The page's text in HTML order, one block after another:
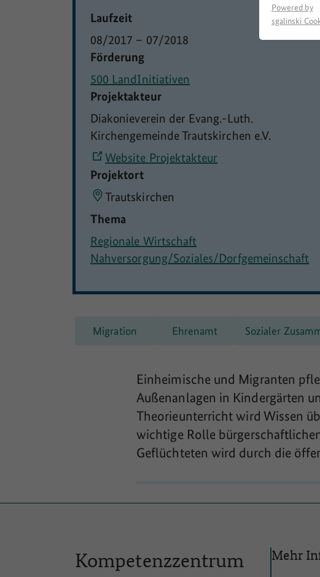
Powered by
sgalinski
Laufzeit
08/2017 – 07/2018
Förderung
500 LandInitiativen
Projektakteur
Diakonieverein der Evang.-Luth.
Kirchengemeinde Trautskirchen e.V.
Website Projektakteur
Projektort
Trautskirchen
Thema
Regionale Wirtschaft
Nahversorgung/Soziales/Dorfgemeinschaft
Migration Ehrenamt Sozialer
Einheimische und Migranten
Außenanlagen in Kindergärten
Theorieunterricht wird Wissen
wichtige Rolle
Geflüchteten wird durch die
Kompetenzzentrum
Mehr